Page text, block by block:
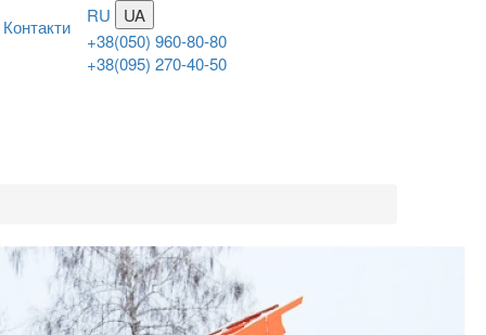
Контакти
RU
UA
+38(050) 960-80-80
+38(095) 270-40-50